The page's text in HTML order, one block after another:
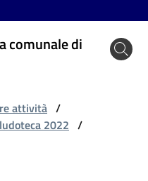
comunale di
attività /
2022 /